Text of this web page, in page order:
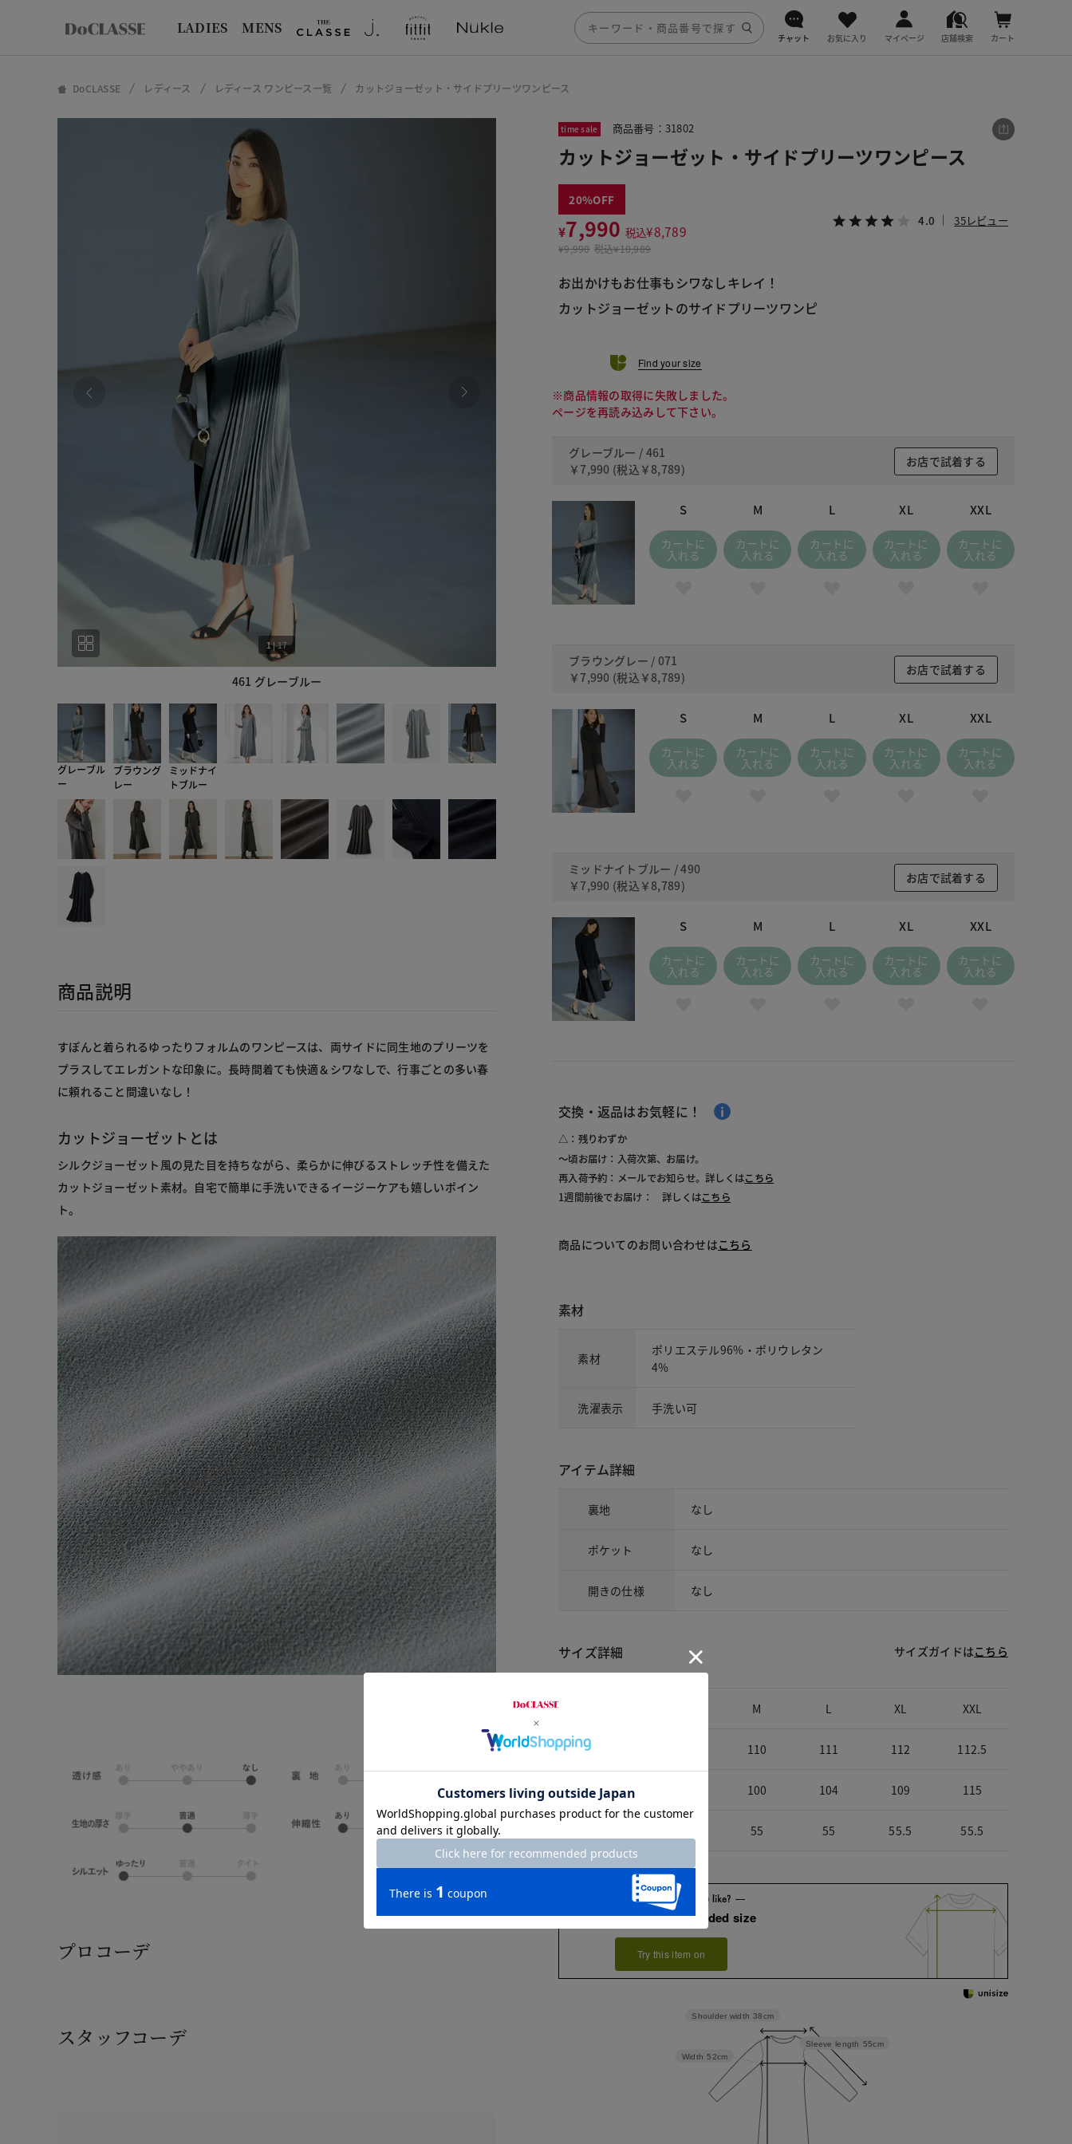
LADIES MENS
チャット お気に入り マイページ 店舗検索
fitfit
カート
DoCLASSE レディース レディース ワンピース一覧 カットジョーゼット・サイドプリーツワンピース
461 グレーブルー 071 ブラウングレー
1|17
グレーブル
ー
ブラウング
レー
ミッドナイ
トブルー
商品説明
すぽんと着られるゆったりフォルムのワンピースは、両サイドに同生地のプリーツを
プラスしてエレガントな印象に。長時間着ても快適＆シワなしで、行事ごとの多い春
に頼れること間違いなし！
カットジョーゼットとは
シルクジョーゼット風の見た目を持ちながら、柔らかに伸びるストレッチ性を備えた
カットジョーゼット素材。自宅で簡単に手洗いできるイージーケアも嬉しいポイン
ト。
プロコーデ
スタッフコーデ
time sale 商品番号：31802
カットジョーゼット・サイドプリーツワンピース
20
¥7,990 税込¥8,789
¥9,990 税込¥10,989
4.0 35レビュー
お出かけもお仕事もシワなしキレイ！
カットジョーゼットのサイドプリーツワンピ
Find your size
※商品情報の取得に失敗しました。
ページを再読み込みして下さい。
グレーブルー / 461
￥7,990 (税込 ￥8,789)
お店で試着する
S
カートに
入れる
M
カートに
入れる
L
カートに
入れる
XL
カートに
入れる
XXL
カートに
入れる
ブラウングレー / 071
￥7,990 (税込 ￥8,789)
お店で試着する
S
カートに
入れる
M
カートに
入れる
L
カートに
入れる
XL
カートに
入れる
XXL
カートに
入れる
ミッドナイトブルー / 490
￥7,990 (税込 ￥8,789)
お店で試着する
S
カートに
入れる
M
カートに
入れる
L
カートに
入れる
XL
カートに
入れる
XXL
カートに
入れる
交換・返品はお気軽に！
△：残りわずか
～頃お届け：入荷次第、お届け。
再入荷予約：メールでお知らせ。詳しくはこちら
1週間前後でお届け： 詳しくはこちら
商品についてのお問い合わせはこちら
素材
素材
ポリエステル96%・ポリウレタン
4%
洗濯表示 手洗い可
アイテム詳細
裏地 なし
ポケット なし
開きの仕様 なし
サイズ詳細 サイズガイドはこちら
M L XL XXL
110 111 112 112.5
バスト 100 104 109 115
55 55 55.5 55.5
Check the recommended size
Try this item on
Sleeve length 55cm
Width 52cm
Shoulder width 38cm